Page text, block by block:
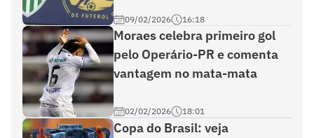
09/02/2026 16:18
Moraes celebra primeiro gol
pelo Operário-PR e comenta
vantagem no mata-mata
02/02/2026 18:01
Copa do Brasil: veja